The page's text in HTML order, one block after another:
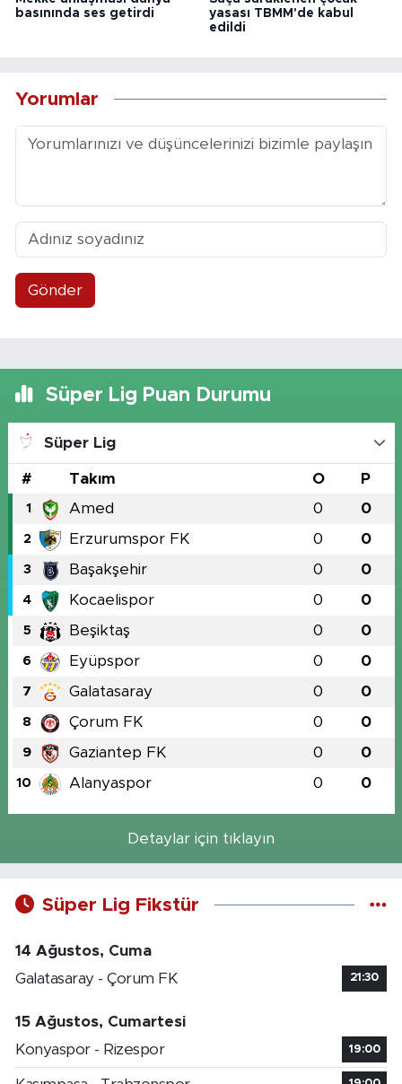
basınında ses getirdi
yasası TBMM'de kabul
edildi
Yorumlar
Gönder
Süper Lig Puan Durumu
Süper Lig
# Takım O P
1 Amed 0 0
2 Erzurumspor FK 0 0
3 Başakşehir 0 0
4 Kocaelispor 0 0
5 Beşiktaş 0 0
6 Eyüpspor 0 0
7 Galatasaray 0 0
8 Çorum FK 0 0
9 Gaziantep FK 0 0
10 Alanyaspor 0 0
Detaylar için tıklayın
Süper Lig Fikstür
14 Ağustos, Cuma
Galatasaray - Çorum FK
21:30
15 Ağustos, Cumartesi
Konyaspor - Rizespor
19:00